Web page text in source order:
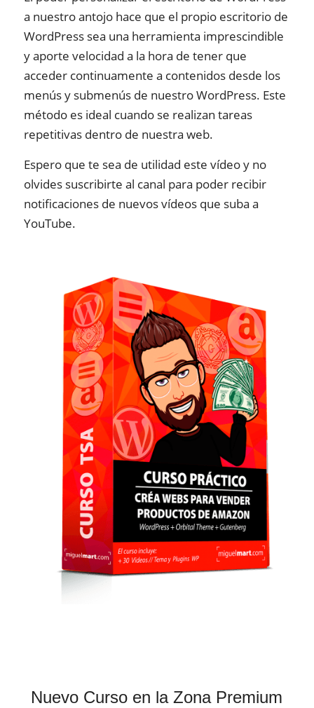
a nuestro antojo hace que el propio escritorio de
WordPress sea una herramienta imprescindible
y aporte velocidad a la hora de tener que
acceder continuamente a contenidos desde los
menús y submenús de nuestro WordPress. Este
método es ideal cuando se realizan tareas
repetitivas dentro de nuestra web.
Espero que te sea de utilidad este vídeo y no
olvides suscribirte al canal para poder recibir
notificaciones de nuevos vídeos que suba a
YouTube.
Nuevo Curso en la Zona Premium